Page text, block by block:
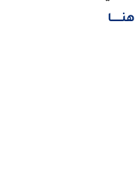
هنـــــــا